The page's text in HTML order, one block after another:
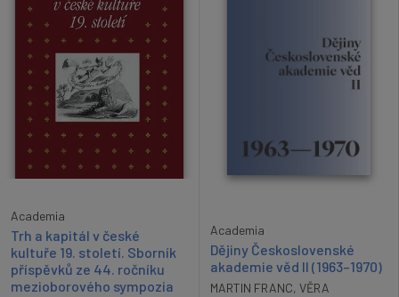
Academia
Trh a kapitál v české
kultuře 19. století. Sborník
příspěvků ze 44. ročníku
mezioborového sympozia
Academia
Dějiny Československé
akademie věd II (1963–1970)
MARTIN FRANC, VĚRA